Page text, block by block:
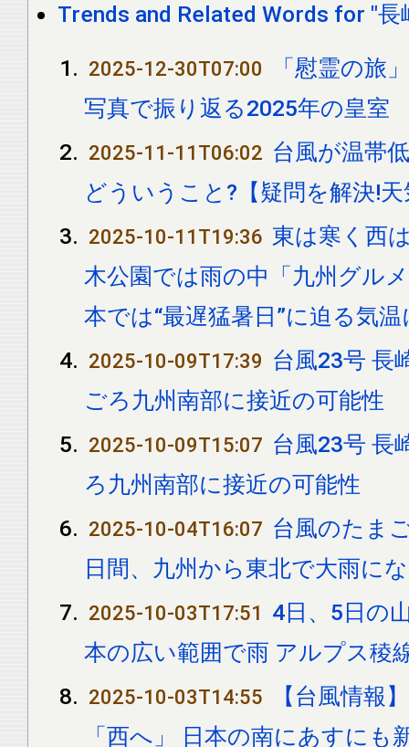
Trends and Related Words for "長
2025-12-30T07:00
「慰霊の旅
写真で振り返る2025年の皇室
2025-11-11T06:02 台風が温帯
どういうこと?【疑問を解決!
2025-10-11T19:36 東は寒く西
木公園では雨の中「九州グル
本では“最遅猛暑日”に迫る気温
2025-10-09T17:39 台風23号 長
ごろ九州南部に接近の可能性
2025-10-09T15:07 台風23号 長
ろ九州南部に接近の可能性
2025-10-04T16:07 台風のたま
日間、九州から東北で大雨に
2025-10-03T17:51 4日、5日の
本の広い範囲で雨 アルプス稜
2025-10-03T14:55
【台風情報
「西へ」 日本の南にあすにも